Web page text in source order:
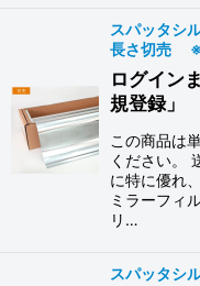
スパッタシ
長さ切売 ※
ログイン
規登録」
この商品は
ください。
に特に優れ
ミラーフィ
リ…
スパッタシ